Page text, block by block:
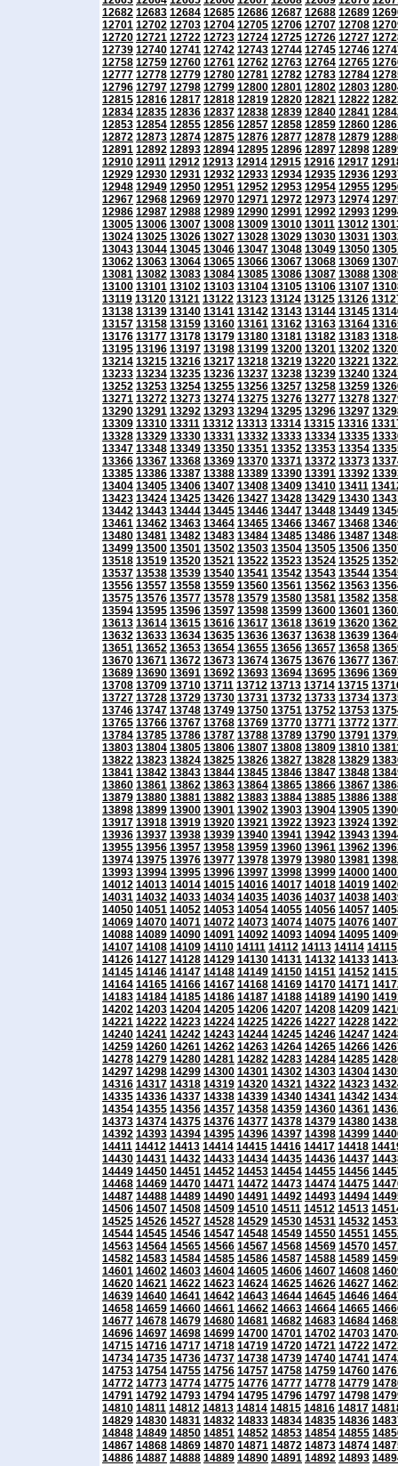
12682 12683 12684 12685 12686 12687 12688 12689
12701 12702 12703 12704 12705 12706 12707 12708
12720 12721 12722 12723 12724 12725 12726 12727
12739 12740 12741 12742 12743 12744 12745 12746
12758 12759 12760 12761 12762 12763 12764 12765
12777 12778 12779 12780 12781 12782 12783 12784
12796 12797 12798 12799 12800 12801 12802 12803
12815 12816 12817 12818 12819 12820 12821 12822
12834 12835 12836 12837 12838 12839 12840 12841
12853 12854 12855 12856 12857 12858 12859 12860
12872 12873 12874 12875 12876 12877 12878 12879
12891 12892 12893 12894 12895 12896 12897 12898
12910 12911 12912 12913 12914 12915 12916 12917
12929 12930 12931 12932 12933 12934 12935 12936
12948 12949 12950 12951 12952 12953 12954 12955
12967 12968 12969 12970 12971 12972 12973 12974
12986 12987 12988 12989 12990 12991 12992 12993
13005 13006 13007 13008 13009 13010 13011 13012
13024 13025 13026 13027 13028 13029 13030 13031
13043 13044 13045 13046 13047 13048 13049 13050
13062 13063 13064 13065 13066 13067 13068 13069
13081 13082 13083 13084 13085 13086 13087 13088
13100 13101 13102 13103 13104 13105 13106 13107
13119 13120 13121 13122 13123 13124 13125 13126
13138 13139 13140 13141 13142 13143 13144 13145
13157 13158 13159 13160 13161 13162 13163 13164
13176 13177 13178 13179 13180 13181 13182 13183
13195 13196 13197 13198 13199 13200 13201 13202
13214 13215 13216 13217 13218 13219 13220 13221
13233 13234 13235 13236 13237 13238 13239 13240
13252 13253 13254 13255 13256 13257 13258 13259
13271 13272 13273 13274 13275 13276 13277 13278
13290 13291 13292 13293 13294 13295 13296 13297
13309 13310 13311 13312 13313 13314 13315 13316
13328 13329 13330 13331 13332 13333 13334 13335
13347 13348 13349 13350 13351 13352 13353 13354
13366 13367 13368 13369 13370 13371 13372 13373
13385 13386 13387 13388 13389 13390 13391 13392
13404 13405 13406 13407 13408 13409 13410 13411
13423 13424 13425 13426 13427 13428 13429 13430
13442 13443 13444 13445 13446 13447 13448 13449
13461 13462 13463 13464 13465 13466 13467 13468
13480 13481 13482 13483 13484 13485 13486 13487
13499 13500 13501 13502 13503 13504 13505 13506
13518 13519 13520 13521 13522 13523 13524 13525
13537 13538 13539 13540 13541 13542 13543 13544
13556 13557 13558 13559 13560 13561 13562 13563
13575 13576 13577 13578 13579 13580 13581 13582
13594 13595 13596 13597 13598 13599 13600 13601
13613 13614 13615 13616 13617 13618 13619 13620
13632 13633 13634 13635 13636 13637 13638 13639
13651 13652 13653 13654 13655 13656 13657 13658
13670 13671 13672 13673 13674 13675 13676 13677
13689 13690 13691 13692 13693 13694 13695 13696
13708 13709 13710 13711 13712 13713 13714 13715
13727 13728 13729 13730 13731 13732 13733 13734
13746 13747 13748 13749 13750 13751 13752 13753
13765 13766 13767 13768 13769 13770 13771 13772
13784 13785 13786 13787 13788 13789 13790 13791
13803 13804 13805 13806 13807 13808 13809 13810
13822 13823 13824 13825 13826 13827 13828 13829
13841 13842 13843 13844 13845 13846 13847 13848
13860 13861 13862 13863 13864 13865 13866 13867
13879 13880 13881 13882 13883 13884 13885 13886
13898 13899 13900 13901 13902 13903 13904 13905
13917 13918 13919 13920 13921 13922 13923 13924
13936 13937 13938 13939 13940 13941 13942 13943
13955 13956 13957 13958 13959 13960 13961 13962
13974 13975 13976 13977 13978 13979 13980 13981
13993 13994 13995 13996 13997 13998 13999 14000
14012 14013 14014 14015 14016 14017 14018 14019
14031 14032 14033 14034 14035 14036 14037 14038
14050 14051 14052 14053 14054 14055 14056 14057
14069 14070 14071 14072 14073 14074 14075 14076
14088 14089 14090 14091 14092 14093 14094 14095
14107 14108 14109 14110 14111 14112 14113 14114 14115
14126 14127 14128 14129 14130 14131 14132 14133
14145 14146 14147 14148 14149 14150 14151 14152
14164 14165 14166 14167 14168 14169 14170 14171
14183 14184 14185 14186 14187 14188 14189 14190
14202 14203 14204 14205 14206 14207 14208 14209
14221 14222 14223 14224 14225 14226 14227 14228
14240 14241 14242 14243 14244 14245 14246 14247
14259 14260 14261 14262 14263 14264 14265 14266
14278 14279 14280 14281 14282 14283 14284 14285
14297 14298 14299 14300 14301 14302 14303 14304
14316 14317 14318 14319 14320 14321 14322 14323
14335 14336 14337 14338 14339 14340 14341 14342
14354 14355 14356 14357 14358 14359 14360 14361
14373 14374 14375 14376 14377 14378 14379 14380
14392 14393 14394 14395 14396 14397 14398 14399
14411 14412 14413 14414 14415 14416 14417 14418
14430 14431 14432 14433 14434 14435 14436 14437
14449 14450 14451 14452 14453 14454 14455 14456
14468 14469 14470 14471 14472 14473 14474 14475
14487 14488 14489 14490 14491 14492 14493 14494
14506 14507 14508 14509 14510 14511 14512 14513
14525 14526 14527 14528 14529 14530 14531 14532
14544 14545 14546 14547 14548 14549 14550 14551
14563 14564 14565 14566 14567 14568 14569 14570
14582 14583 14584 14585 14586 14587 14588 14589
14601 14602 14603 14604 14605 14606 14607 14608
14620 14621 14622 14623 14624 14625 14626 14627
14639 14640 14641 14642 14643 14644 14645 14646
14658 14659 14660 14661 14662 14663 14664 14665
14677 14678 14679 14680 14681 14682 14683 14684
14696 14697 14698 14699 14700 14701 14702 14703
14715 14716 14717 14718 14719 14720 14721 14722
14734 14735 14736 14737 14738 14739 14740 14741
14753 14754 14755 14756 14757 14758 14759 14760
14772 14773 14774 14775 14776 14777 14778 14779
14791 14792 14793 14794 14795 14796 14797 14798
14810 14811 14812 14813 14814 14815 14816 14817
14829 14830 14831 14832 14833 14834 14835 14836
14848 14849 14850 14851 14852 14853 14854 14855
14867 14868 14869 14870 14871 14872 14873 14874
14886 14887 14888 14889 14890 14891 14892 14893